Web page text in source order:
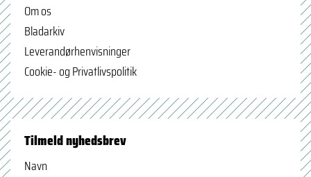
Om os
Bladarkiv
Leverandørhenvisninger
Cookie- og Privatlivspolitik
Tilmeld nyhedsbrev
Navn